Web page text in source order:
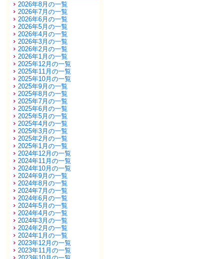
2026年8月の一覧
2026年7月の一覧
2026年6月の一覧
2026年5月の一覧
2026年4月の一覧
2026年3月の一覧
2026年2月の一覧
2026年1月の一覧
2025年12月の一覧
2025年11月の一覧
2025年10月の一覧
2025年9月の一覧
2025年8月の一覧
2025年7月の一覧
2025年6月の一覧
2025年5月の一覧
2025年4月の一覧
2025年3月の一覧
2025年2月の一覧
2025年1月の一覧
2024年12月の一覧
2024年11月の一覧
2024年10月の一覧
2024年9月の一覧
2024年8月の一覧
2024年7月の一覧
2024年6月の一覧
2024年5月の一覧
2024年4月の一覧
2024年3月の一覧
2024年2月の一覧
2024年1月の一覧
2023年12月の一覧
2023年11月の一覧